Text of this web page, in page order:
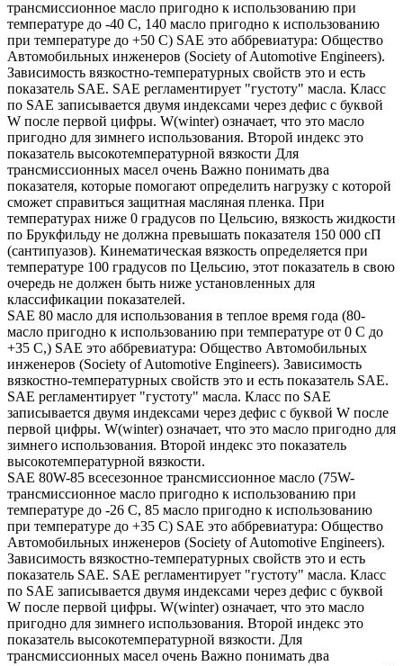
трансмиссионное масло пригодно к использованию при
температуре до -40 С, 140 масло пригодно к использованию
при температуре до +50 С) SAE это аббревиатура: Общество
Автомобильных инженеров (Society of Automotive Engineers).
Зависимость вязкостно-температурных свойств это и есть
показатель SAE. SAE регламентирует "густоту" масла. Класс
по SAE записывается двумя индексами через дефис с буквой
W после первой цифры. W(winter) означает, что это масло
пригодно для зимнего использования. Второй индекс это
показатель высокотемпературной вязкости Для
трансмиссионных масел очень Важно понимать два
показателя, которые помогают определить нагрузку с которой
сможет справиться защитная масляная пленка. При
температурах ниже 0 градусов по Цельсию, вязкость жидкости
по Брукфильду не должна превышать показателя 150 000 сП
(сантипуазов). Кинематическая вязкость определяется при
температуре 100 градусов по Цельсию, этот показатель в свою
очередь не должен быть ниже установленных для
классификации показателей.
SAE 80 масло для использования в теплое время года (80-
масло пригодно к использованию при температуре от 0 С до
+35 С,) SAE это аббревиатура: Общество Автомобильных
инженеров (Society of Automotive Engineers). Зависимость
вязкостно-температурных свойств это и есть показатель SAE.
SAE регламентирует "густоту" масла. Класс по SAE
записывается двумя индексами через дефис с буквой W после
первой цифры. W(winter) означает, что это масло пригодно для
зимнего использования. Второй индекс это показатель
высокотемпературной вязкости.
SAE 80W-85 всесезонное трансмиссионное масло (75W-
трансмиссионное масло пригодно к использованию при
температуре до -26 С, 85 масло пригодно к использованию
при температуре до +35 С) SAE это аббревиатура: Общество
Автомобильных инженеров (Society of Automotive Engineers).
Зависимость вязкостно-температурных свойств это и есть
показатель SAE. SAE регламентирует "густоту" масла. Класс
по SAE записывается двумя индексами через дефис с буквой
W после первой цифры. W(winter) означает, что это масло
пригодно для зимнего использования. Второй индекс это
показатель высокотемпературной вязкости. Для
трансмиссионных масел очень Важно понимать два